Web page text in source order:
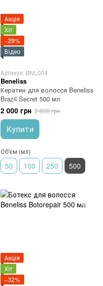
Акція
Хіт
−29%
Відео
Артикул: BNL004
Beneliss
Кератин для волосся Beneliss
Brazil Secret 500 мл
2 000 грн 2 800 грн
Купити
Об'єм (мл)
50 100 250 500
Акція
Хіт
−32%